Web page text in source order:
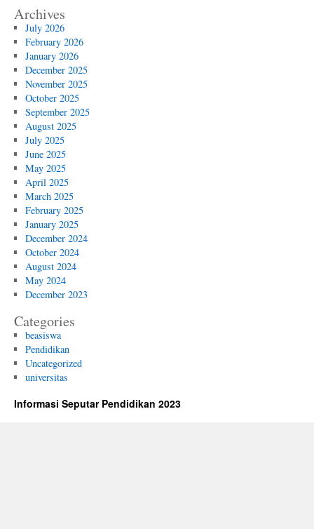
Archives
July 2026
February 2026
January 2026
December 2025
November 2025
October 2025
September 2025
August 2025
July 2025
June 2025
May 2025
April 2025
March 2025
February 2025
January 2025
December 2024
October 2024
August 2024
May 2024
December 2023
Categories
beasiswa
Pendidikan
Uncategorized
universitas
Informasi Seputar Pendidikan 2023